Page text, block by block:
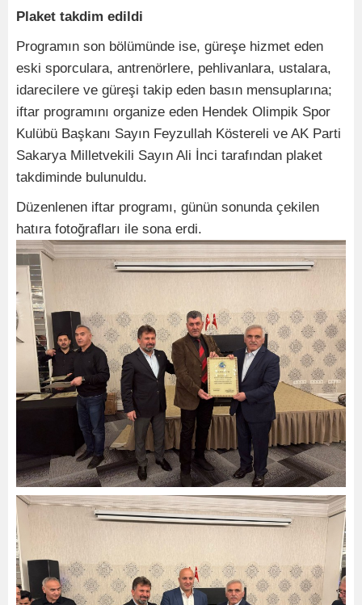
Plaket takdim edildi
Programın son bölümünde ise, güreşe hizmet eden
eski sporculara, antrenörlere, pehlivanlara, ustalara,
idarecilere ve güreşi takip eden basın mensuplarına;
iftar programını organize eden Hendek Olimpik Spor
Kulübü Başkanı Sayın Feyzullah Köstereli ve AK Parti
Sakarya Milletvekili Sayın Ali İnci tarafından plaket
takdiminde bulunuldu.
Düzenlenen iftar programı, günün sonunda çekilen
hatıra fotoğrafları ile sona erdi.